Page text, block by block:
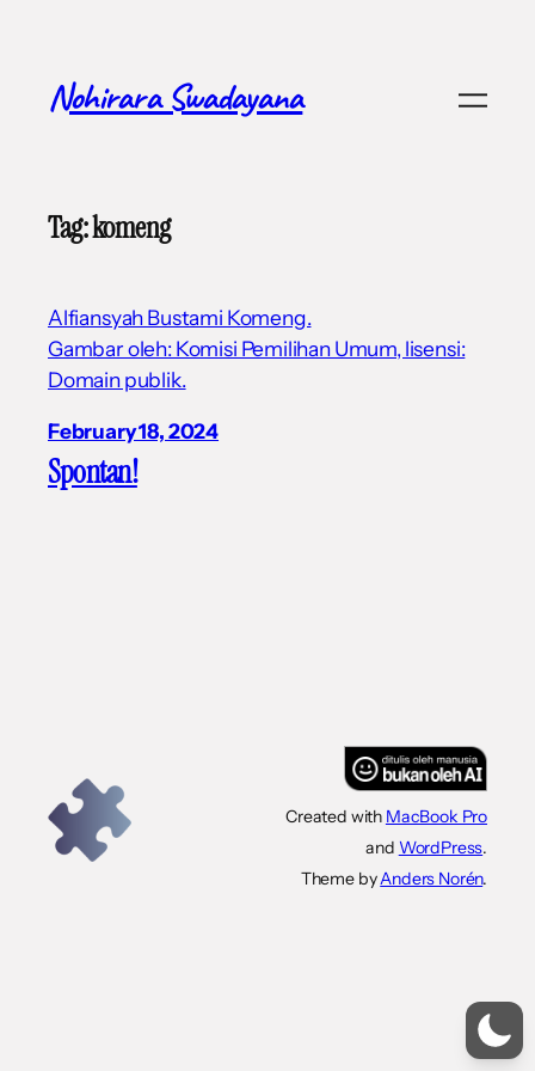
contentNohirara Swadayana
Tag:komeng
Alfiansyah Bustami Komeng.
Gambar oleh: Komisi Pemilihan Umum, lisensi:
Domain publik.
February 18, 2024
Spontan!
Created with MacBook Pro
and WordPress.
Theme byAnders Norén.